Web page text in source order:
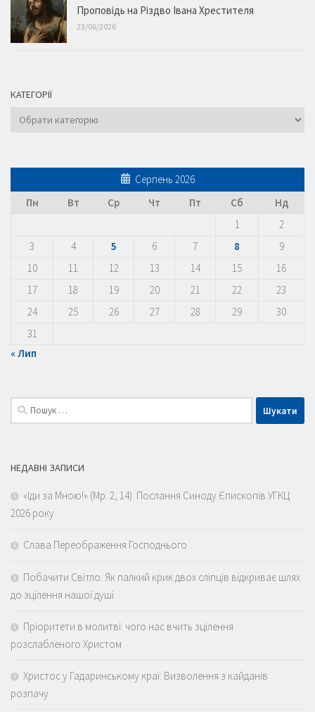
Проповідь на Різдво Івана Хрестителя
23/06/2026
КАТЕГОРІЇ
Категорії
Серпень 2026
Пн
Вт Ср Чт Пт Сб
Нд
1
2
3
4 5 6 7 8
9
10
11 12 13 14 15
16
17
18 19 20 21 22
23
24
25 26 27 28 29
30
31
« Лип
Пошук:
НЕДАВНІ ЗАПИСИ
«Іди за Мною!» (Мр. 2, 14). Послання Синоду Єпископів УГКЦ
2026 року
Слава Переображення Господнього
Побачити Світло: Як палкий крик двох сліпців відкриває шлях
до зцілення нашої душі
Пріоритети в молитві: чого нас вчить зцілення
розслабленого Христом
Христос у Гадаринському краї: Визволення з кайданів
розпачу